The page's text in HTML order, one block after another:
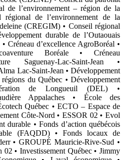
de l’environnement – région de la
régional de l’environnement de la
(CREGIM) • Conseil régional
durable de l’Outaouais
Créneau d’excellence AgroBoréal •
Boréale• Créneau
Saguenay-Lac-Saint-Jean •
Lac-Saint-Jean • Développement
du Québec • Développement
de Longueuil (DEL) •
Appalaches • École des
Québec • ECTO – Espace de
Côte-Nord •ESSOR 02 • Evol
durable • Fonds d’action québécois
(FAQDD)• Fonds locaux de
•GROUPÉ Mauricie-Rive-Sud •
02 • Investissement Québec •Jimmy